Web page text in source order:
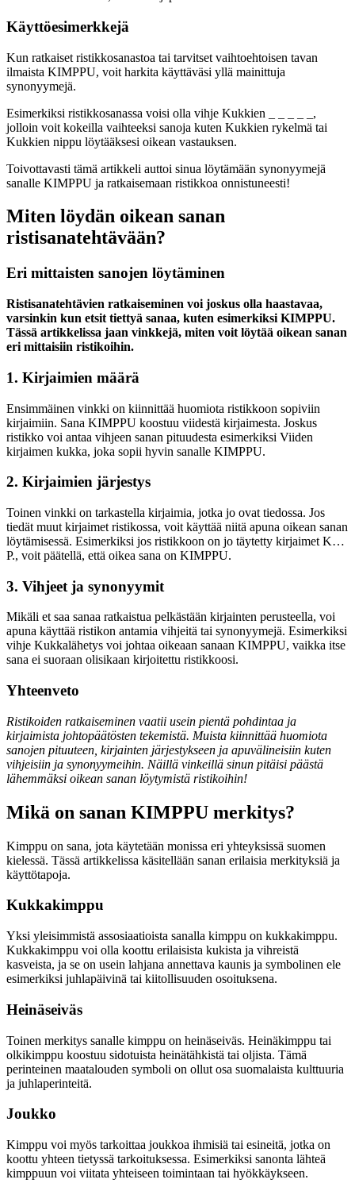
Käyttöesimerkkejä
Kun ratkaiset ristikkosanastoa tai tarvitset vaihtoehtoisen tavan
ilmaista KIMPPU, voit harkita käyttäväsi yllä mainittuja
synonyymejä.
Esimerkiksi ristikkosanassa voisi olla vihje Kukkien _ _ _ _ _,
jolloin voit kokeilla vaihteeksi sanoja kuten Kukkien rykelmä tai
Kukkien nippu löytääksesi oikean vastauksen.
Toivottavasti tämä artikkeli auttoi sinua löytämään synonyymejä
sanalle KIMPPU ja ratkaisemaan ristikkoa onnistuneesti!
Miten löydän oikean sanan
ristisanatehtävään?
Eri mittaisten sanojen löytäminen
Ristisanatehtävien ratkaiseminen voi joskus olla haastavaa,
varsinkin kun etsit tiettyä sanaa, kuten esimerkiksi KIMPPU.
Tässä artikkelissa jaan vinkkejä, miten voit löytää oikean sanan
eri mittaisiin ristikoihin.
1. Kirjaimien määrä
Ensimmäinen vinkki on kiinnittää huomiota ristikkoon sopiviin
kirjaimiin. Sana KIMPPU koostuu viidestä kirjaimesta. Joskus
ristikko voi antaa vihjeen sanan pituudesta esimerkiksi Viiden
kirjaimen kukka, joka sopii hyvin sanalle KIMPPU.
2. Kirjaimien järjestys
Toinen vinkki on tarkastella kirjaimia, jotka jo ovat tiedossa. Jos
tiedät muut kirjaimet ristikossa, voit käyttää niitä apuna oikean sanan
löytämisessä. Esimerkiksi jos ristikkoon on jo täytetty kirjaimet K…
P., voit päätellä, että oikea sana on KIMPPU.
3. Vihjeet ja synonyymit
Mikäli et saa sanaa ratkaistua pelkästään kirjainten perusteella, voi
apuna käyttää ristikon antamia vihjeitä tai synonyymejä. Esimerkiksi
vihje Kukkalähetys voi johtaa oikeaan sanaan KIMPPU, vaikka itse
sana ei suoraan olisikaan kirjoitettu ristikkoosi.
Yhteenveto
Ristikoiden ratkaiseminen vaatii usein pientä pohdintaa ja
kirjaimista johtopäätösten tekemistä. Muista kiinnittää huomiota
sanojen pituuteen, kirjainten järjestykseen ja apuvälineisiin kuten
vihjeisiin ja synonyymeihin. Näillä vinkeillä sinun pitäisi päästä
lähemmäksi oikean sanan löytymistä ristikoihin!
Mikä on sanan KIMPPU merkitys?
Kimppu on sana, jota käytetään monissa eri yhteyksissä suomen
kielessä. Tässä artikkelissa käsitellään sanan erilaisia merkityksiä ja
käyttötapoja.
Kukkakimppu
Yksi yleisimmistä assosiaatioista sanalla kimppu on kukkakimppu.
Kukkakimppu voi olla koottu erilaisista kukista ja vihreistä
kasveista, ja se on usein lahjana annettava kaunis ja symbolinen ele
esimerkiksi juhlapäivinä tai kiitollisuuden osoituksena.
Heinäseiväs
Toinen merkitys sanalle kimppu on heinäseiväs. Heinäkimppu tai
olkikimppu koostuu sidotuista heinätähkistä tai oljista. Tämä
perinteinen maatalouden symboli on ollut osa suomalaista kulttuuria
ja juhlaperinteitä.
Joukko
Kimppu voi myös tarkoittaa joukkoa ihmisiä tai esineitä, jotka on
koottu yhteen tietyssä tarkoituksessa. Esimerkiksi sanonta lähteä
kimppuun voi viitata yhteiseen toimintaan tai hyökkäykseen.